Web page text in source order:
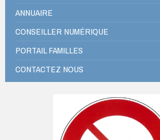
ANNUAIRE
CONSEILLER NUMÉRIQUE
PORTAIL FAMILLES
CONTACTEZ NOUS